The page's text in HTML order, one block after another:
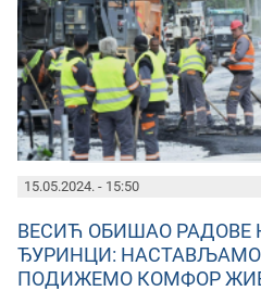
15.05.2024. - 15:50
ВЕСИЋ ОБИШАО РАДОВЕ
ЂУРИНЦИ:
ПОДИЖЕМО КОМФОР